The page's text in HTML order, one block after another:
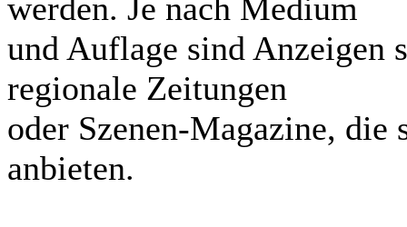
werden. Je nach Medium
und Auflage sind Anzeigen
regionale Zeitungen
oder Szenen-Magazine,
anbieten.